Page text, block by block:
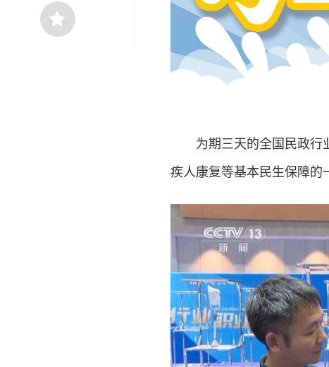
为期三天的全国民政行
疾人康复等基本民生保障的